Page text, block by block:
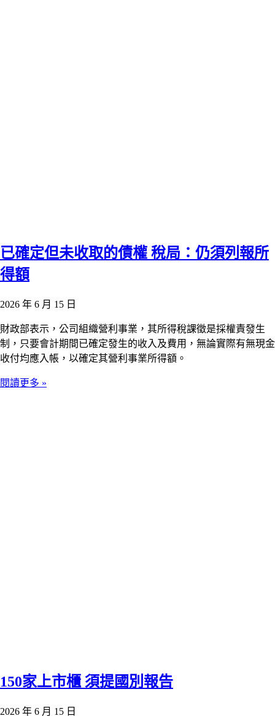
已確定但未收取的債權 稅局：仍須列報所
得額
2026 年 6 月 15 日
財政部表示，公司組織營利事業，其所得稅課徵是採權責發生
制，只要會計期間已確定發生的收入及費用，無論實際有無現金
收付均應入帳，以確定其營利事業所得額。
閱讀更多 »
150家上市櫃 須提國別報告
2026 年 6 月 15 日